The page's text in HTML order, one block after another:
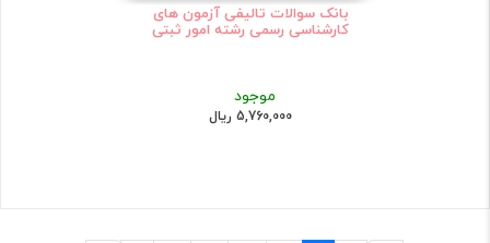
بانک سوالات تالیفی آزمون های
کارشناسی رسمی رشته امور ثبتی
موجود
5,760,000 ریال